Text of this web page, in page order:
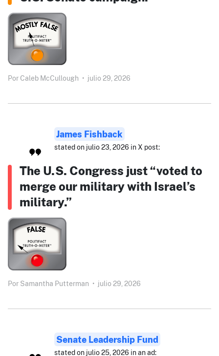
Por Caleb McCullough • julio 29, 2026
James Fishback
stated on julio 23, 2026 in X post:
The U.S. Congress just “voted to
merge our military with Israel’s
military.”
Por Samantha Putterman • julio 29, 2026
Senate Leadership Fund
stated on julio 25, 2026 in an ad: